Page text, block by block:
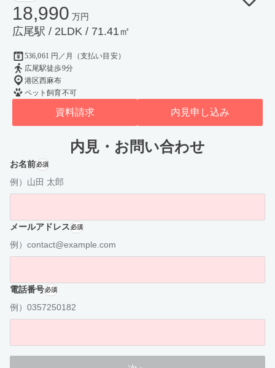
18,990 万円
広尾駅 / 2LDK / 71.41㎡
536,061 円／月（支払い目安）
広尾駅徒歩9分
港区西麻布
ペット飼育不可
資料請求 内見申し込み
内見・お問い合わせ
お名前必須
例）山田 太郎
メールアドレス必須
例）contact@example.com
電話番号必須
例）0357250182